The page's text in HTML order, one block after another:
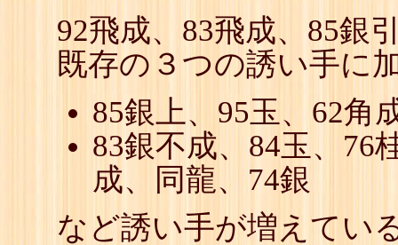
92飛成、83飛成、85銀
既存の３つの誘い手に
85銀上、95玉、62角
83銀不成、84玉、76
成、同龍、74銀
など誘い手が増えてい